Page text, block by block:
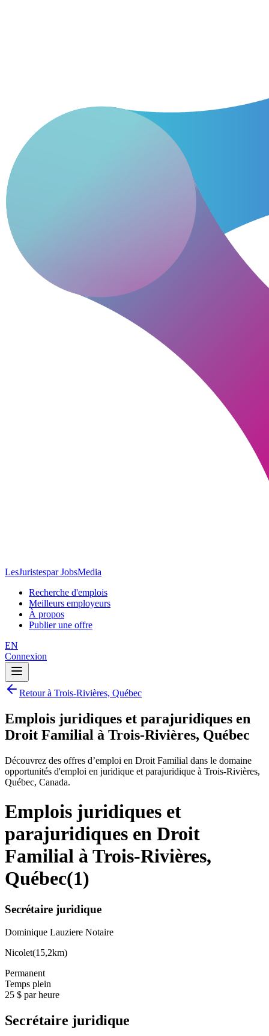
LesJuristespar JobsMedia
Recherche d'emplois
Meilleurs employeurs
À propos
Publier une offre
EN
Connexion
Retour à Trois-Rivières, Québec
Emplois juridiques et parajuridiques en
Droit Familial à Trois-Rivières, Québec
Découvrez des offres d’emploi en Droit Familial dans le domaine
opportunités d'emploi en juridique et parajuridique à Trois-Rivières,
Québec, Canada.
Emplois juridiques et
parajuridiques en Droit
Familial à Trois-Rivières,
Québec(1)
Secrétaire juridique
Dominique Lauziere Notaire
Nicolet(15,2km)
Permanent
Temps plein
25 $ par heure
Secrétaire juridique